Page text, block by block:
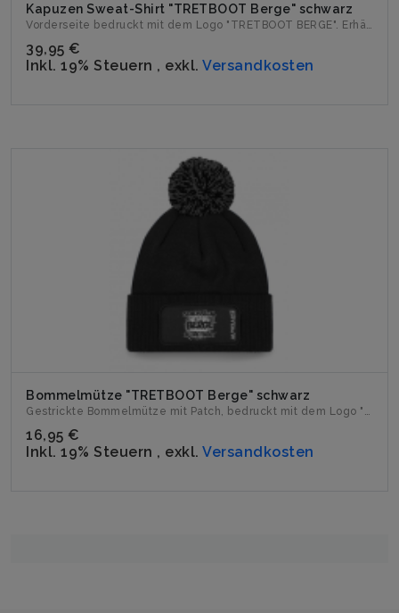
Kapuzen Sweat-Shirt "TRETBOOT Berge" schwarz
Vorderseite bedruckt mit dem Logo "TRETBOOT BERGE". Erhält...
39,95 €
Inkl. 19% Steuern , exkl. Versandkosten
Bommelmütze "TRETBOOT Berge" schwarz
Gestrickte Bommelmütze mit Patch, bedruckt mit dem Logo "TR...
16,95 €
Inkl. 19% Steuern , exkl. Versandkosten